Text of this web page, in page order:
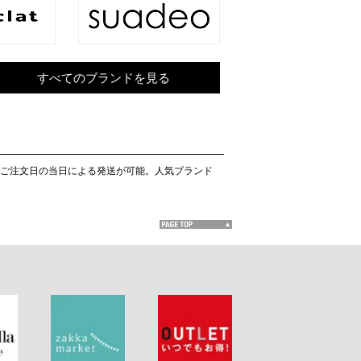
すべてのブランドを見る
注文日の当日による発送が可能。人気ブランド